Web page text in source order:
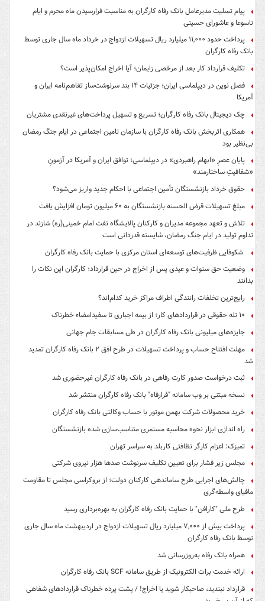
پیام تسلیت مدیرعامل بانک رفاه کارگران به مناسبت فرارسیدن ماه محرم و ایام
تاسوعا و عاشورای حسینی
پرداخت حدود ۱۱,۰۰۰ میلیارد ریال تسهیلات ازدواج در خرداد ماه سال جاری توسط
بانک رفاه کارگران
تکلیف قرارداد کار بعد از مرخصی زایمان؛ آیا اخراج امکان‌پذیر است؟
فصل نوین در دیپلماسی ایران؛ جزئیات ۱۴ بند سرنوشت‌ساز تفاهم‌نامه ایران و
آمریکا
چک دیجیتال بانک رفاه کارگران؛ تسریع و تسهیل پرداخت‌های غیرنقدی مشتریان
همکاری اثربخش بانک رفاه کارگران با سازمان تامین اجتماعی در ایام جنگ رمضان
بی‌نظیر بود
پایان عصرِ «ابهام راهبردی» در دیپلماسی؛ توافق ایران و آمریکا در آزمونِ
«شفافیتِ ساختارمند»
حقوق خرداد بازنشستگان تأمین اجتماعی با احکام جدید واریز می‌شود؟
مبلغ تسهیلات قرض الحسنه بازنشستگان به ۶۰ میلیون تومان افزایش یافت
تلاش و تعهد مجموعه مدیران و کارکنان پالایشگاه نفت امام خمینی(ره) شازند در
تداوم تولید در ایام جنگ رمضان، شایسته قدردانی است
شکوفایی ظرفیت‌های توسعه‌ای استان مرکزی با حمایت بانک رفاه کارگران
وضعیت حق سنوات و عیدی پس از اخراج در حین قرارداد؛ کارگران این نکات را
بدانند
رایج‌ترین تخلفات رانندگی اطراف مراکز خرید کدام‌اند؟
۱۰ تله حقوقی در قراردادهای کار؛ از بیمه اجباری تا سفیدامضاء خطرناک
جایزه‌های میلیونی بانک رفاه کارگران در طی مسابقات جام جهانی
مهلت افتتاح حساب و پرداخت تسهیلات در طرح افق ۲ بانک رفاه کارگران تمدید
شد
ثبت درخواست صدور کارت رفاهی در بانک رفاه کارگران غیرحضوری شد
نسخه مبتنی بر وب سامانه "فرارفاه" بانک رفاه کارگران منتشر شد
خرید محصولات شرکت بهمن موتور با حساب وکالتی بانک رفاه کارگران
راه اندازی ابزار نحوه محاسبه مستمری متناسب‌سازی شده بازنشستگان
تمیزک: اعزام کارگر نظافتی کاربلد به سراسر تهران
مجلس زیر فشار برای تعیین تکلیف سرنوشت صدها هزار نیروی شرکتی
چالش‌های اجرایی طرح ساماندهی کارکنان دولت؛ از بروکراسی مجلس تا مقاومت
مافیای واسطه‌گری
طرح ملی "کارافن" با حمایت بانک رفاه کارگران به بهره‌برداری رسید
پرداخت بیش از ۷,۰۰۰ میلیارد ریال تسهیلات ازدواج در اردیبهشت ماه سال جاری
توسط بانک رفاه کارگران
همراه بانک رفاه به‌روزرسانی شد
ارائه خدمت برات الکترونیک از طریق سامانه SCF بانک رفاه کارگران
قرارداد نبندید، صاحبکار شوید یا اخراج! / پشت پرده خطرناک قراردادهای شفاهی